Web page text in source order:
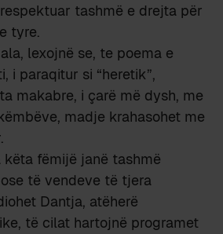
tashmë e drejta për
tyre.
lexojnë se, te poema e
i paraqitur si “heretik”,
makabre, i çarë më dysh, me
madje krahasohet me
këta fëmijë janë tashmë
të vendeve të tjera
Dantja, atëherë
të cilat hartojnë programet